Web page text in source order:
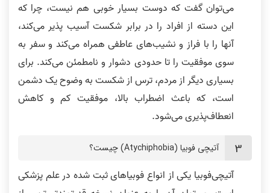
می‌توان گفت که دوست بسیار خوبی هم نیست، چرا که
این دسته از افراد را در برابر شکست آسیب پذیر می‌کند،
آنها را با فراز و نشیب‌های عاطفی همراه می‌کند و سفر به
سوی موفقیت را تا حدودی دشوار و نامطمئن می‌کند. برای
بسیاری دیگر از مردم، ترس از شکست به وضوح یک دشمن
است، که باعث اضطراب بالا، موفقیت کم و کاهش
انعطاف‌پذیری می‌شود.
آتیچی فوبیا (Atychiphobia) چیست؟
آتیچی‌فوبیا یکی از انواع فوبیا‌های ثبت شده در علم پزشکی